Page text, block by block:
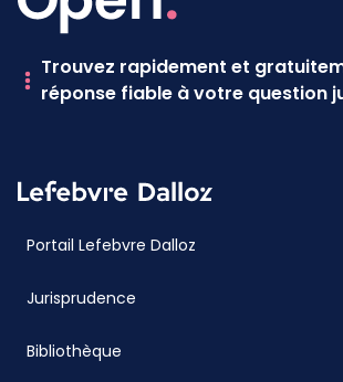
Trouvez rapidement et
réponse fiable à votre question
Portail Lefebvre Dalloz
Jurisprudence
Bibliothèque